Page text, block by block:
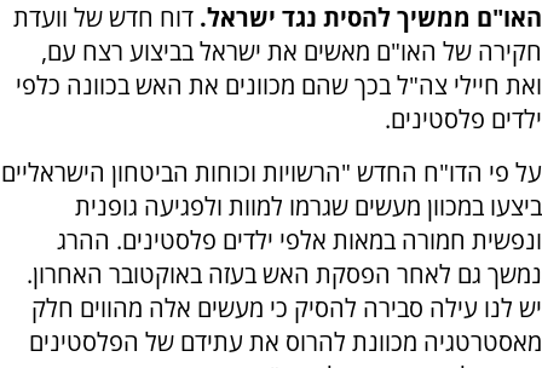
האו"ם ממשיך להסית נגד ישראל. דוח חדש של וועדת
חקירה של האו"ם מאשים את ישראל בביצוע רצח עם,
ואת חיילי צה"ל בכך שהם מכוונים את האש בכוונה כלפי
ילדים פלסטינים.
על פי הדו"ח החדש "הרשויות וכוחות הביטחון הישראליים
ביצעו במכוון מעשים שגרמו למוות ולפגיעה גופנית
ונפשית חמורה במאות אלפי ילדים פלסטינים. ההרג
נמשך גם לאחר הפסקת האש בעזה באוקטובר האחרון.
יש לנו עילה סבירה להסיק כי מעשים אלה מהווים חלק
מאסטרטגיה מכוונת להרוס את עתידם של הפלסטינים